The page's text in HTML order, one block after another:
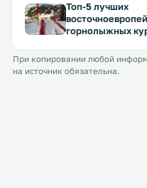
Топ-5 лучших
горнолыжных
При копировании любой
на источник обязательна.